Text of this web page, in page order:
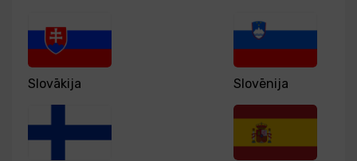
Slovākija Slovēnija